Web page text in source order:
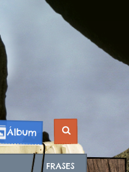
Álbum
FRASES